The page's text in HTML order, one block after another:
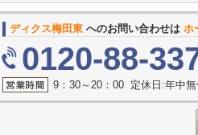
ディクス梅田東 へのお問い合わせは ホ
0120-88-
9：30～20：00 定休日:年中